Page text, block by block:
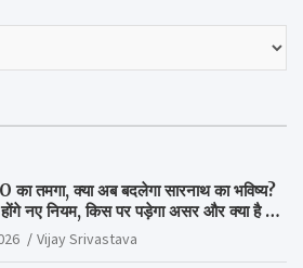
तमगा, क्या अब बदलेगा सारनाथ का भविष्य?
होंगे नए नियम, किस पर पड़ेगा असर और क्या है पूरा
Vijay Srivastava